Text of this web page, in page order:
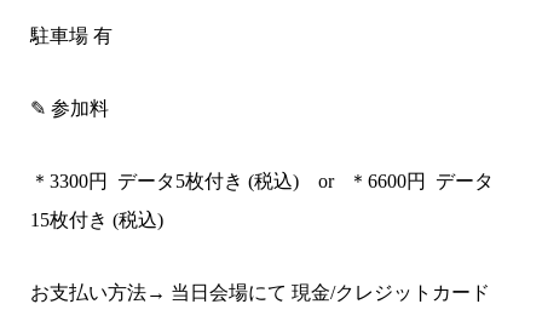
駐車場 有
✎ 参加料
＊3300円 データ5枚付き (税込) or ＊6600円 データ
15枚付き (税込)
お支払い方法→ 当日会場にて 現金/クレジットカード